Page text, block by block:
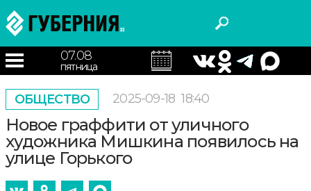
07.08
пятница
ОБЩЕСТВО 2025-09-18 18:40
Новое граффити от уличного
художника Мишкина появилось на
улице Горького